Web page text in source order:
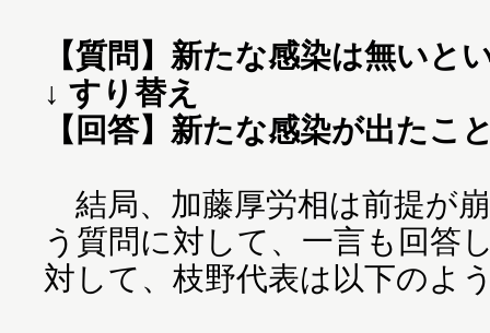
【質問】新たな感染は無いと
↓ すり替え
【回答】新たな感染が出たこ
結局、加藤厚労相は前提が
う質問に対して、一言も回答
対して、枝野代表は以下のよ